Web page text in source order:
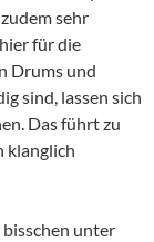
sehr
für die
Drums und
sind, lassen sich
Das führt zu
klanglich
unter